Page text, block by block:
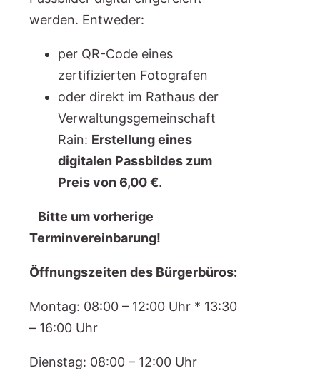
werden. Entweder:
per QR-Code eines
zertifizierten Fotografen
oder direkt im Rathaus der
Verwaltungsgemeinschaft
Rain: Erstellung eines
digitalen Passbildes zum
Preis von 6,00 €.
Bitte um vorherige
Terminvereinbarung!
Öffnungszeiten des Bürgerbüros:
Montag: 08:00 – 12:00 Uhr * 13:30
– 16:00 Uhr
Dienstag: 08:00 – 12:00 Uhr